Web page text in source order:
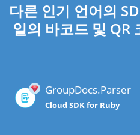
다른 인기 언어의
일의 바코드 및 QR
GroupDocs.Parser
Cloud SDK for Ruby